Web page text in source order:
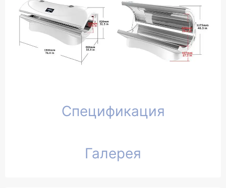
Спецификация
Галерея